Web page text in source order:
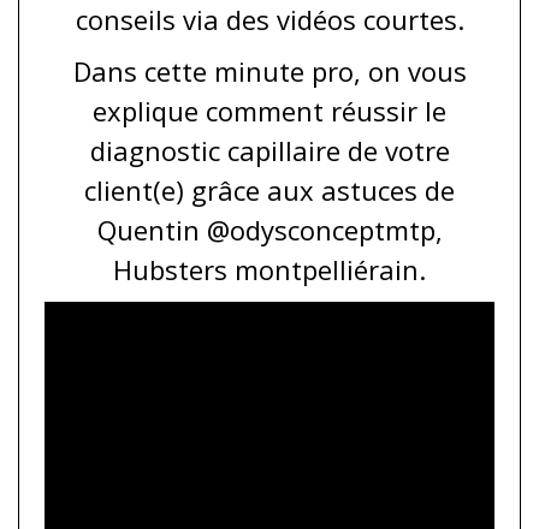
conseils via des vidéos courtes.
Dans cette minute pro, on vous
explique comment réussir le
diagnostic capillaire de votre
client(e) grâce aux astuces de
Quentin @odysconceptmtp,
Hubsters montpelliérain.